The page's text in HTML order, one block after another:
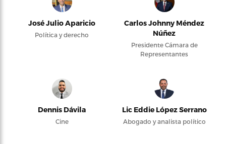
José Julio Aparicio
Política y derecho
Carlos Johnny Méndez
Núñez
Presidente Cámara de
Representantes
Dennis Dávila
Cine
Lic Eddie López Serrano
Abogado y analista político